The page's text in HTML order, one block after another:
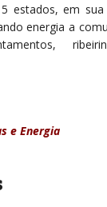
estados, em
energia a
e Energia